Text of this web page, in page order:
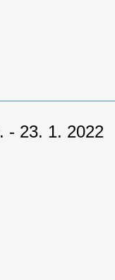
- 23. 1. 2022